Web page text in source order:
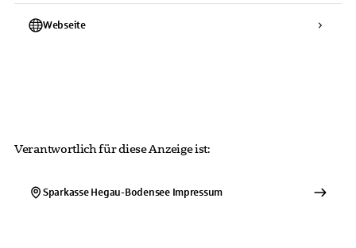
Webseite
Verantwortlich für diese Anzeige ist:
Sparkasse Hegau-BodenseeImpressum